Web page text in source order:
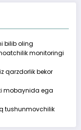
bilib oling
monitoringi
qarzdorlik bekor
mobaynida ega
tushunmovchilik